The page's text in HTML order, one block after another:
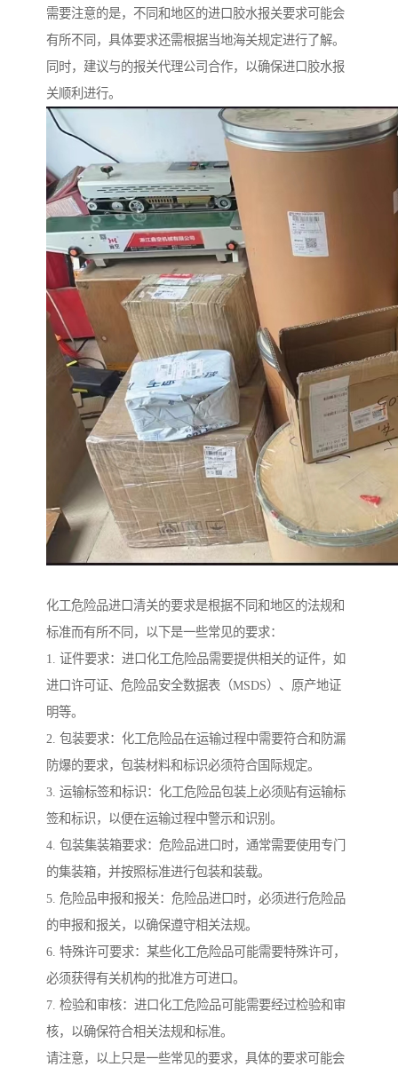
需要注意的是，不同和地区的进口胶水报关要求可能会
有所不同，具体要求还需根据当地海关规定进行了解。
同时，建议与的报关代理公司合作，以确保进口胶水报
关顺利进行。
化工危险品进口清关的要求是根据不同和地区的法规和
标准而有所不同，以下是一些常见的要求：
1. 证件要求：进口化工危险品需要提供相关的证件，如
进口许可证、危险品安全数据表（MSDS）、原产地证
明等。
2. 包装要求：化工危险品在运输过程中需要符合和防漏
防爆的要求，包装材料和标识必须符合国际规定。
3. 运输标签和标识：化工危险品包装上必须贴有运输标
签和标识，以便在运输过程中警示和识别。
4. 包装集装箱要求：危险品进口时，通常需要使用专门
的集装箱，并按照标准进行包装和装载。
5. 危险品申报和报关：危险品进口时，必须进行危险品
的申报和报关，以确保遵守相关法规。
6. 特殊许可要求：某些化工危险品可能需要特殊许可，
必须获得有关机构的批准方可进口。
7. 检验和审核：进口化工危险品可能需要经过检验和审
核，以确保符合相关法规和标准。
请注意，以上只是一些常见的要求，具体的要求可能会